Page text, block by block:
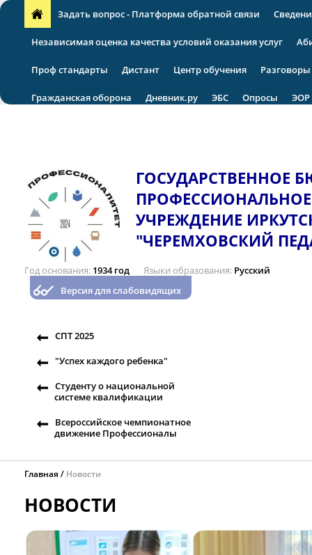
Задать вопрос - Платформа обратной связи
Независимая оценка качества условий оказания услуг
Проф стандарты Дистант Центр обучения
Гражданская оборона Дневник.ру ЭБС Опросы ЭОР
ГОСУДАРСТВЕННОЕ
УЧРЕЖДЕНИЕ
"ЧЕРЕМХОВСКИЙ
Год основания 1934 год Языки образования Русский
Версия для слабовидящих
СПТ 2025
"Успех каждого ребенка"
Студенту о национальной
системе квалификации
Всероссийское чемпионатное
движение Профессионалы
Главная Новости
НОВОСТИ